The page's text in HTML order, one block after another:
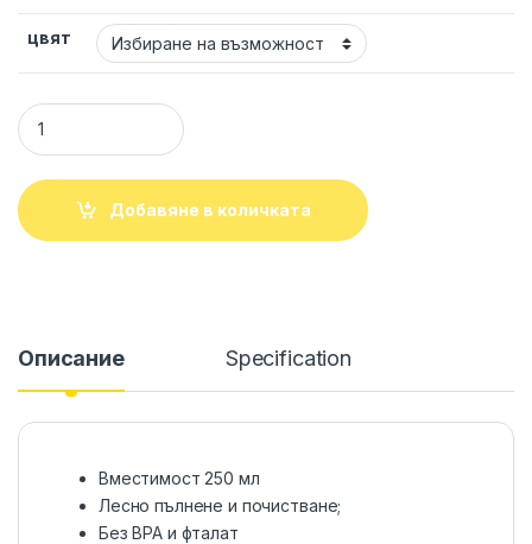
цвят
Шише с дръжки "MY FRIEND" 250 мл LORELLI quantity
Добавяне в количката
Описание Specification
Вместимост 250 мл
Лесно пълнене и почистване;
Без BPA и фталат